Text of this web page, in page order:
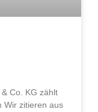
Co. KG zählt
Wir zitieren aus